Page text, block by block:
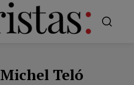
Michel Teló